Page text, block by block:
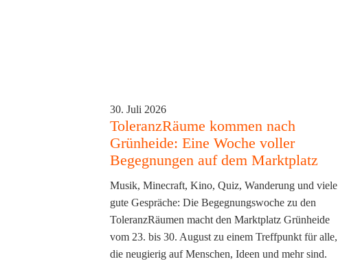
30. Juli 2026
ToleranzRäume kommen nach
Grünheide: Eine Woche voller
Begegnungen auf dem Marktplatz
Musik, Minecraft, Kino, Quiz, Wanderung und viele
gute Gespräche: Die Begegnungswoche zu den
ToleranzRäumen macht den Marktplatz Grünheide
vom 23. bis 30. August zu einem Treffpunkt für alle,
die neugierig auf Menschen, Ideen und mehr sind.